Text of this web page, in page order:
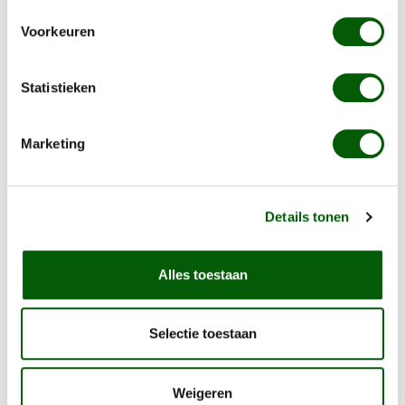
Voorkeuren
Statistieken
Marketing
Details tonen
Alles toestaan
Selectie toestaan
Weigeren
Goedgekeurd lid van
Bekijk onze reviews